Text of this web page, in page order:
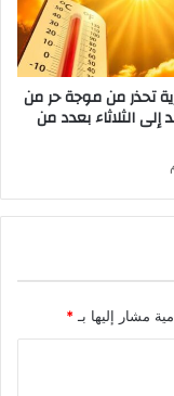
تحذر من موجة حر من
إلى الثلاثاء بعدد من
مشار إليها بـ *